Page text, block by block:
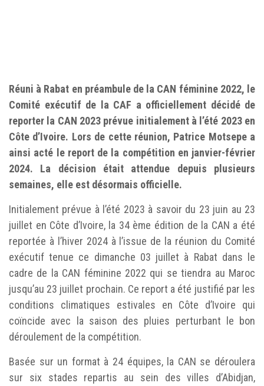
Réuni à Rabat en préambule de la CAN féminine 2022, le
Comité exécutif de la CAF a officiellement décidé de
reporter la CAN 2023 prévue initialement à l’été 2023 en
Côte d’Ivoire. Lors de cette réunion, Patrice Motsepe a
ainsi acté le report de la compétition en janvier-février
2024. La décision était attendue depuis plusieurs
semaines, elle est désormais officielle.
Initialement prévue à l’été 2023 à savoir du 23 juin au 23
juillet en Côte d’Ivoire, la 34 ème édition de la CAN a été
reportée à l’hiver 2024 à l’issue de la réunion du Comité
exécutif tenue ce dimanche 03 juillet à Rabat dans le
cadre de la CAN féminine 2022 qui se tiendra au Maroc
jusqu’au 23 juillet prochain. Ce report a été justifié par les
conditions climatiques estivales en Côte d’Ivoire qui
coïncide avec la saison des pluies perturbant le bon
déroulement de la compétition.
Basée sur un format à 24 équipes, la CAN se déroulera
sur six stades repartis au sein des villes d’Abidjan,